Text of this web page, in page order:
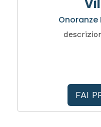
Onoranze
FAI